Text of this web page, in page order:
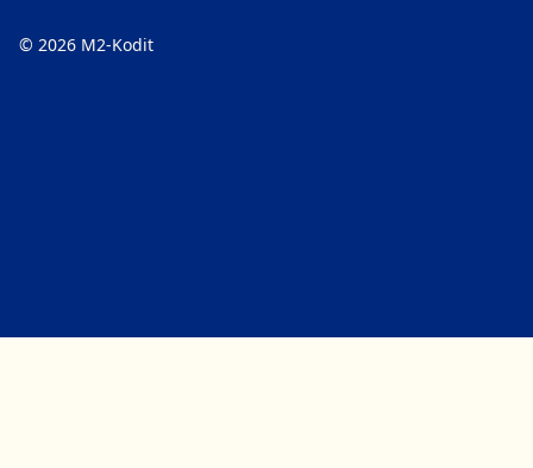
© 2026 M2-Kodit